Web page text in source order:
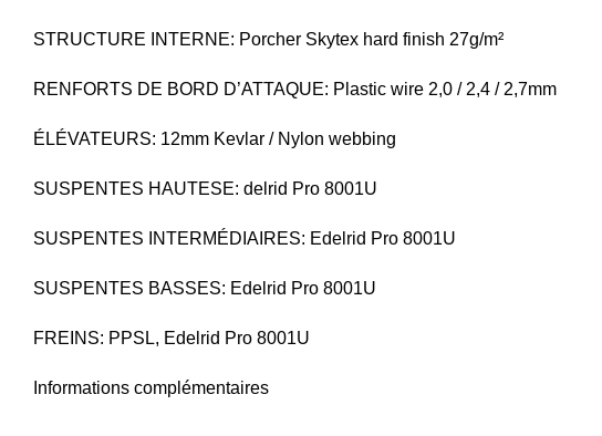
STRUCTURE INTERNE: Porcher Skytex hard finish 27g/m²
RENFORTS DE BORD D’ATTAQUE: Plastic wire 2,0 / 2,4 / 2,7mm
ÉLÉVATEURS: 12mm Kevlar / Nylon webbing
SUSPENTES HAUTESE: delrid Pro 8001U
SUSPENTES INTERMÉDIAIRES: Edelrid Pro 8001U
SUSPENTES BASSES: Edelrid Pro 8001U
FREINS: PPSL, Edelrid Pro 8001U
Informations complémentaires